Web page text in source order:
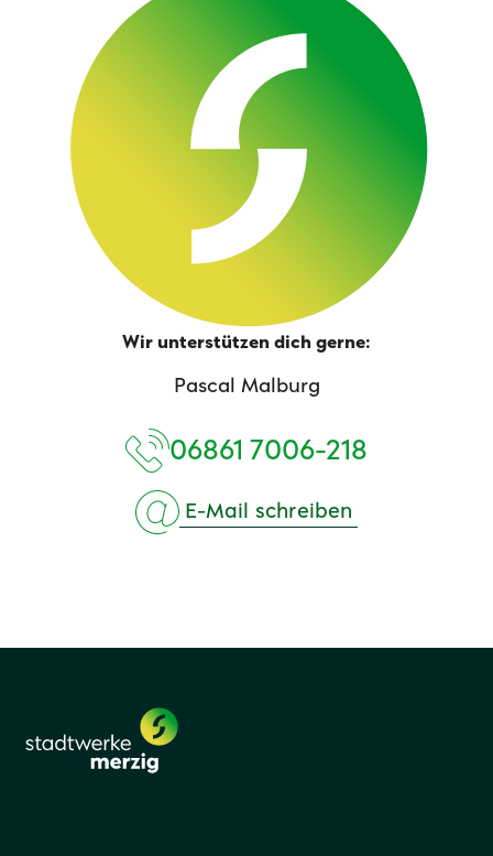
Wir unterstützen dich gerne:
Pascal Malburg
06861 7006-218
E-Mail schreiben